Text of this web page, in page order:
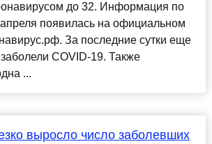
до 32. Информация по
появилась на официальном
За последние сутки еще
COVID-19. Также
...
выросло число заболевших